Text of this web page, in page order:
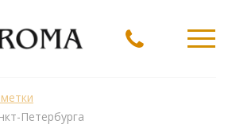
Петербурга